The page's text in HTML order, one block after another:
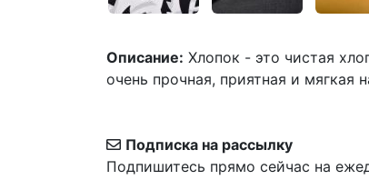
Описание: Хлопок - это чистая
очень прочная, приятная и мягкая
Подписка на рассылку
Подпишитесь прямо сейчас на